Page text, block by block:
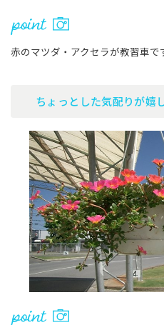
赤のマツダ・アクセラが教習車で
ちょっとした気配りが嬉